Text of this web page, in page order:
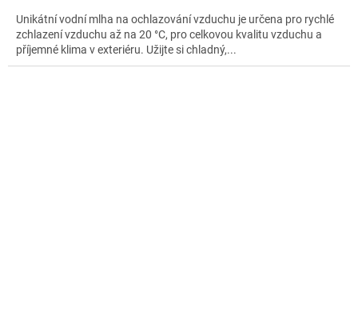
Unikátní vodní mlha na ochlazování vzduchu je určena pro rychlé
zchlazení vzduchu až na 20 °C, pro celkovou kvalitu vzduchu a
příjemné klima v exteriéru. Užijte si chladný,...